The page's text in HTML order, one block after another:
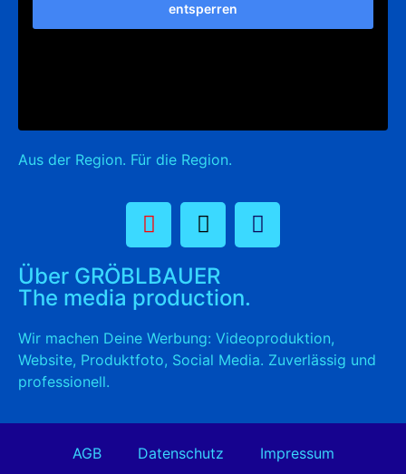
entsperren
Aus der Region. Für die Region.
Über GRÖBLBAUER
The media production.
Wir machen Deine Werbung: Videoproduktion,
Website, Produktfoto, Social Media. Zuverlässig und
professionell.
AGB Datenschutz Impressum